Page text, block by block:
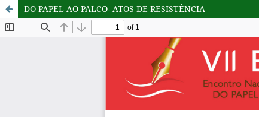
DO PAPEL AO PALCO- ATOS DE RESISTÊNCIA